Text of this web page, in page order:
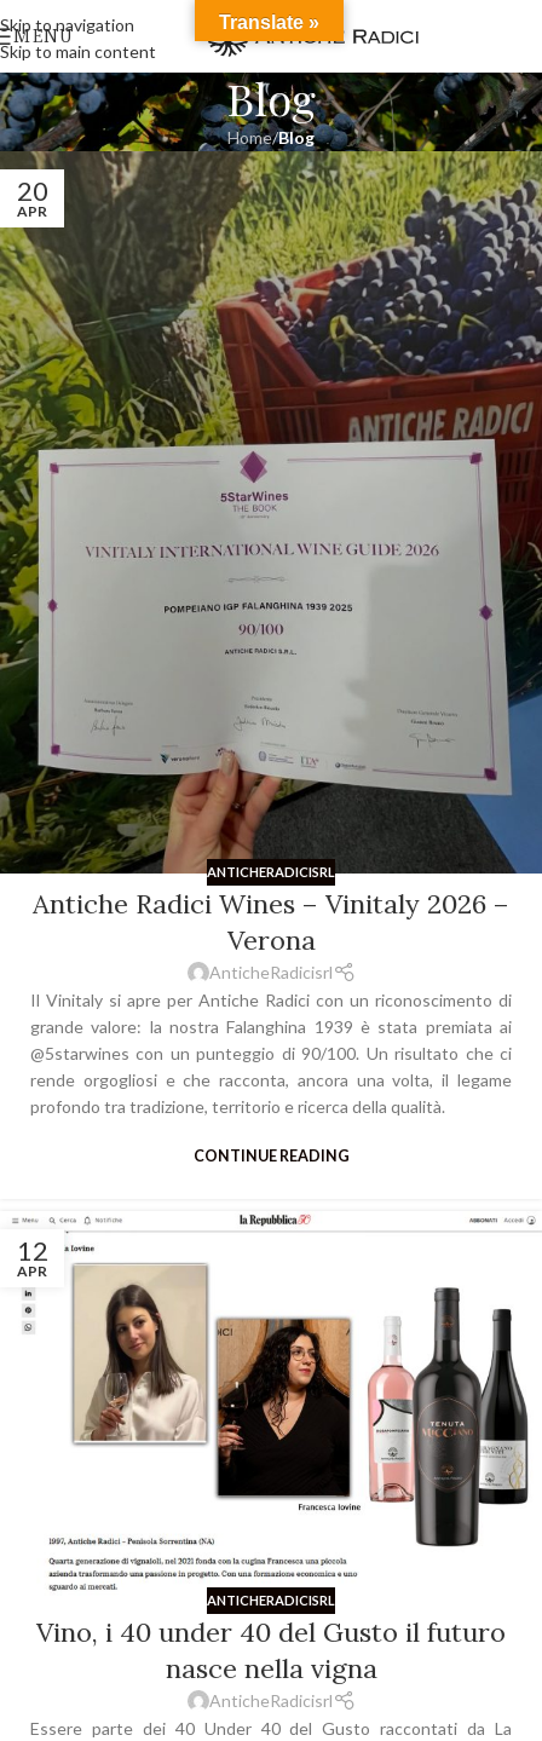
Skip to navigation
Skip to main content
MENU
Blog
Home/Blog
20
APR
ANTICHERADICISRL
Antiche Radici Wines – Vinitaly 2026 –
Verona
AnticheRadicisrl
Il Vinitaly si apre per Antiche Radici con un riconoscimento di
grande valore: la nostra Falanghina 1939 è stata premiata ai
@5starwines con un punteggio di 90/100. Un risultato che ci
rende orgogliosi e che racconta, ancora una volta, il legame
profondo tra tradizione, territorio e ricerca della qualità.
CONTINUE READING
12
APR
ANTICHERADICISRL
Vino, i 40 under 40 del Gusto il futuro
nasce nella vigna
AnticheRadicisrl
Essere parte dei 40 Under 40 del Gusto raccontati da La
Translate »